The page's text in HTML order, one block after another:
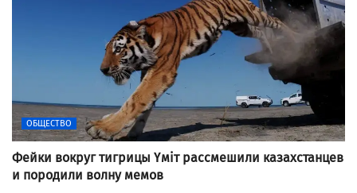
ОБЩЕСТВО
Фейки вокруг тигрицы Үміт рассмешили казахстанцев
и породили волну мемов